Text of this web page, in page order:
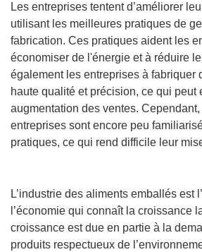
Les entreprises tentent d’améliorer
utilisant les meilleures pratiques de
fabrication. Ces pratiques aident les
économiser de l'énergie et à réduire
également les entreprises à fabriquer
haute qualité et précision, ce qui peut
augmentation des ventes.
entreprises sont encore peu
pratiques, ce qui rend difficile leur
L’industrie des aliments emballés est
l’économie qui connaît la croissance
croissance est due en partie à la
produits respectueux de